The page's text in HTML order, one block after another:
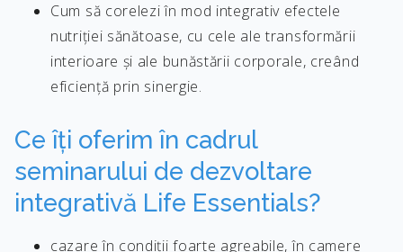
Cum să corelezi în mod integrativ efectele
nutriției sănătoase, cu cele ale transformării
interioare și ale bunăstării corporale, creând
eficiență prin sinergie.
Ce îți oferim în cadrul
seminarului de dezvoltare
integrativă Life Essentials?
cazare în condiții foarte agreabile, în camere